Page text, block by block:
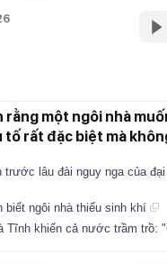
rằng một ngôi nhà
rất đặc biệt mà
trước lâu đài nguy nga của
biết ngôi nhà thiếu sinh khí
Tĩnh khiến cả nước trầm trồ: